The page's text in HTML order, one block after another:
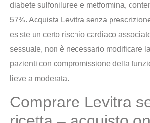
diabete sulfoniluree e metformina,
57%. Acquista Levitra senza
esiste un certo rischio cardiaco
sessuale, non è necessario modificare
pazienti con compromissione della
lieve a moderata.
Comprare Levitra